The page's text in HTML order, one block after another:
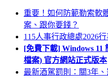
重要！如何防範勒索軟
案、跟你要錢？
115人事行政總處2026
[免費下載] Windows 11
檔案) 官方網站正式版本
最新酒駕罰則：關3年